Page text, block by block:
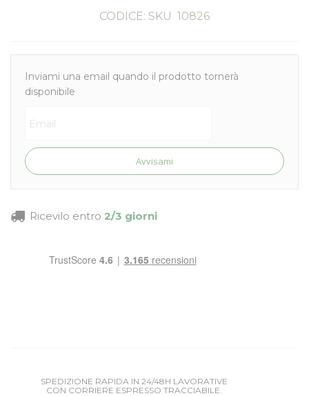
CODICE: SKU 10826
Inviami una email quando il prodotto tornerà
disponibile
Avvisami
Ricevilo entro 2/3 giorni
SPEDIZIONE RAPIDA IN 24/48H LAVORATIVE
CON CORRIERE ESPRESSO TRACCIABILE.